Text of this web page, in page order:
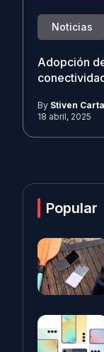
Noticias
Adopción
By Stiven
18 abril, 2025
Popular